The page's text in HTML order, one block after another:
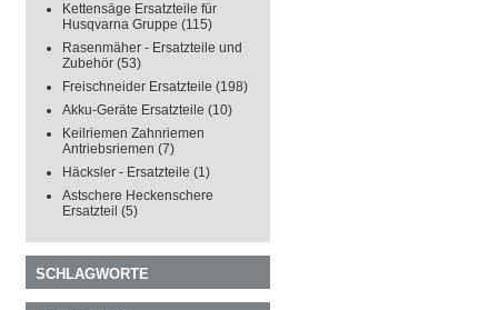
Kettensäge Ersatzteile für
Husqvarna Gruppe (115)
Rasenmäher - Ersatzteile und
Zubehör (53)
Freischneider Ersatzteile (198)
Akku-Geräte Ersatzteile (10)
Keilriemen Zahnriemen
Antriebsriemen (7)
Häcksler - Ersatzteile (1)
Astschere Heckenschere
Ersatzteil (5)
SCHLAGWORTE